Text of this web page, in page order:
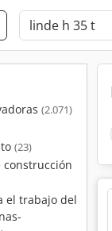
(2.071)
(23)
el trabajo del